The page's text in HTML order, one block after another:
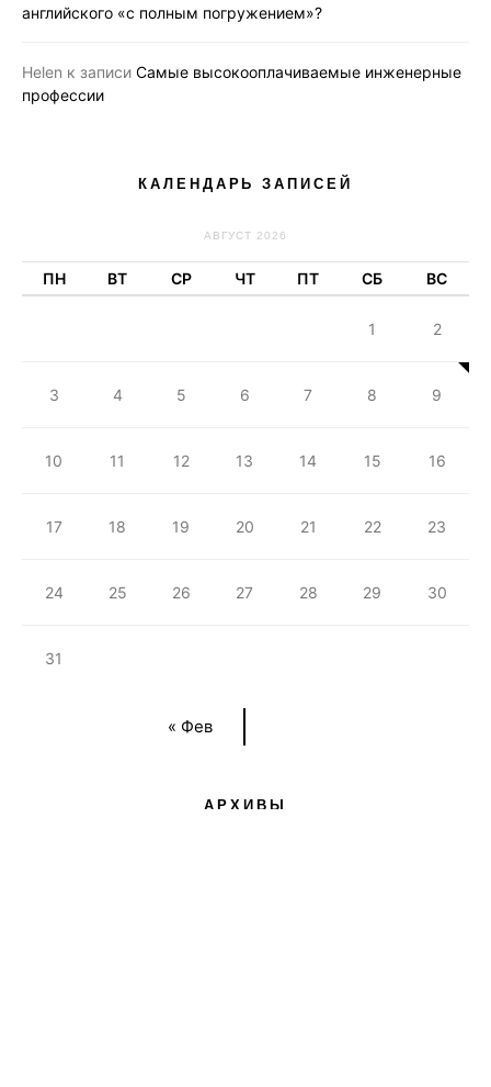
английского «с полным погружением»?
Helen к записи Самые высокооплачиваемые инженерные
профессии
КАЛЕНДАРЬ ЗАПИСЕЙ
АВГУСТ 2026
ПН ВТ СР ЧТ ПТ СБ ВС
« Фев
1 2
3 4 5 6 7 8 9
10 11 12 13 14 15 16
17 18 19 20 21 22 23
24 25 26 27 28 29 30
31
АРХИВЫ